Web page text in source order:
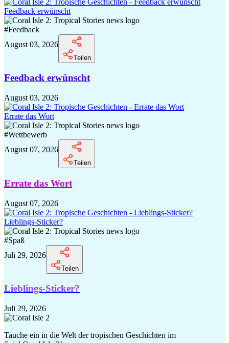
Feedback erwünscht
#Feedback
August 03, 2026
Teilen
Feedback erwünscht
August 03, 2026
Errate das Wort
#Wettbewerb
August 07, 2026
Teilen
Errate das Wort
August 07, 2026
Lieblings-Sticker?
#Spaß
Juli 29, 2026
Teilen
Lieblings-Sticker?
Juli 29, 2026
Tauche ein in die Welt der tropischen Geschichten im